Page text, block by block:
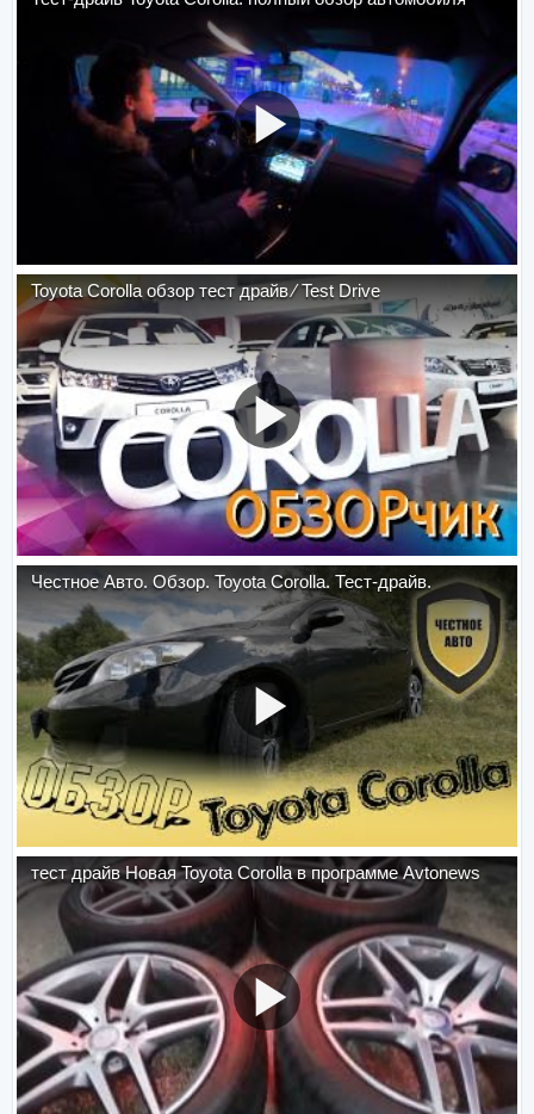
Toyota Corolla обзор тест драйв ⁄ Test Drive
Честное Авто. Обзор. Toyota Corolla. Тест-драйв.
тест драйв Новая Toyota Corolla в программе Avtonews